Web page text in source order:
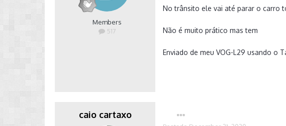
Members
517
No trânsito ele vai até parar o carro
Não é muito prático mas tem
Enviado de meu VOG-L29 usando o
caio cartaxo